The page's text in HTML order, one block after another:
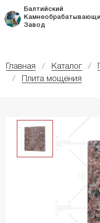
Балтийский
Завод
Главная Каталог
Плита мощения